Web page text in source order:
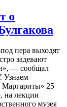
о
пера выходят
задевают
— сообщал
Узнаем
Маргариты» 25
на лекции
музея